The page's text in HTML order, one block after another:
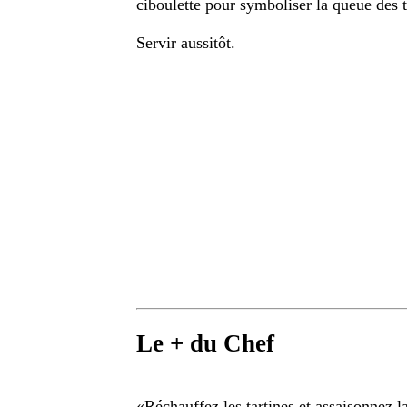
ciboulette pour symboliser la queue des
Servir aussitôt.
Le + du Chef